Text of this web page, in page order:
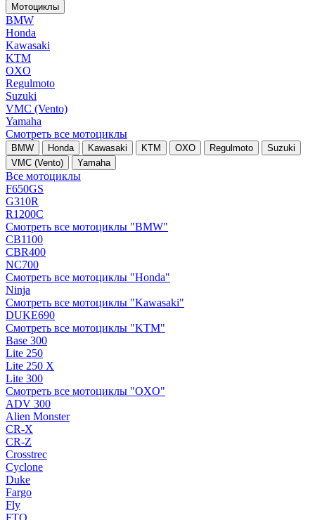
Мотоциклы
BMW
Honda
Kawasaki
KTM
OXO
Regulmoto
Suzuki
VMC (Vento)
Yamaha
Смотреть все мотоциклы
BMW Honda Kawasaki KTM OXO Regulmoto
Suzuki
VMC (Vento)
Yamaha
Все мотоциклы
F650GS
G310R
R1200C
Смотреть все мотоциклы "BMW"
CB1100
CBR400
NC700
Смотреть все мотоциклы "Honda"
Ninja
Смотреть все мотоциклы "Kawasaki"
DUKE690
Смотреть все мотоциклы "KTM"
Base 300
Lite 250
Lite 250 X
Lite 300
Смотреть все мотоциклы "OXO"
ADV 300
Alien Monster
CR-X
CR-Z
Crosstrec
Cyclone
Duke
Fargo
Fly